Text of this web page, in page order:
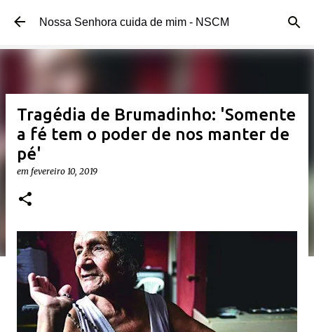
Pular para o conteúdo principal
Nossa Senhora cuida de mim - NSCM
Tragédia de Brumadinho: 'Somente
a fé tem o poder de nos manter de
pé'
em fevereiro 10, 2019